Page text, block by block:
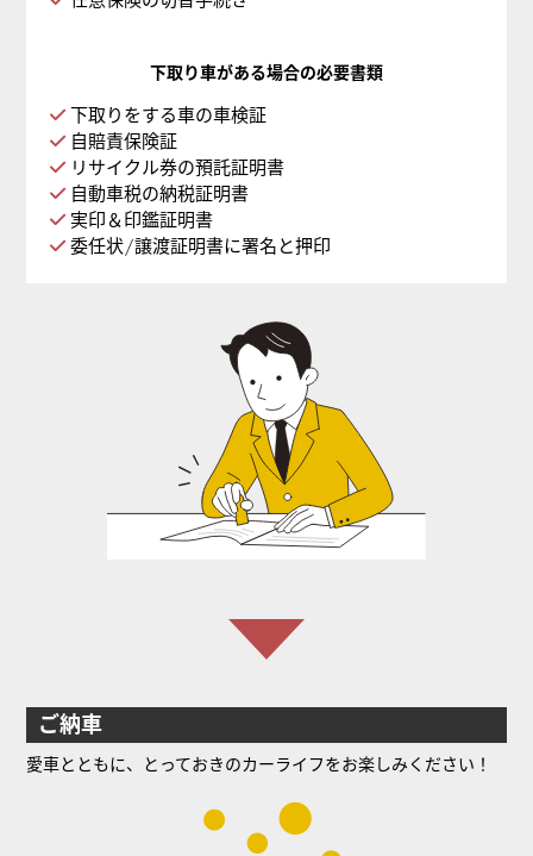
下取り車がある場合の必要書類
下取りをする車の車検証
自賠責保険証
リサイクル券の預託証明書
自動車税の納税証明書
実印＆印鑑証明書
委任状/譲渡証明書に署名と押印
ご納車
愛車とともに、とっておきのカーライフをお楽しみください！